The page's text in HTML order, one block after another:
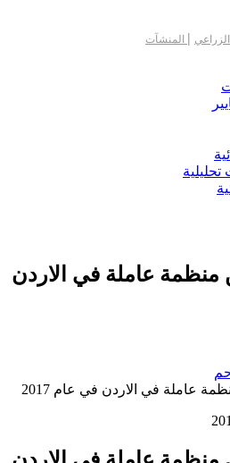
الزراعي | المنشآت
منظمة عاملة في الاردن